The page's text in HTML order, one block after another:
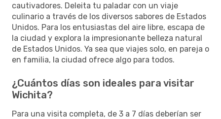
cautivadores. Deleita tu paladar con un viaje
culinario a través de los diversos sabores de Estados
Unidos. Para los entusiastas del aire libre, escapa de
la ciudad y explora la impresionante belleza natural
de Estados Unidos. Ya sea que viajes solo, en pareja o
en familia, la ciudad ofrece algo para todos.
¿Cuántos días son ideales para visitar
Wichita?
Para una visita completa, de 3 a 7 días deberían ser